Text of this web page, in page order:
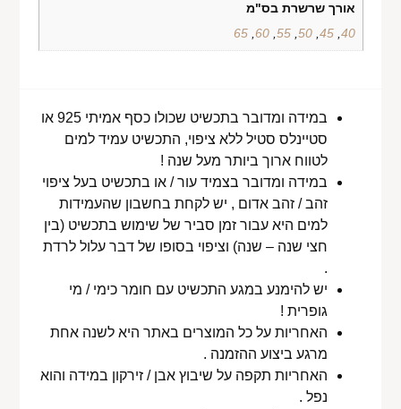
אורך שרשרת בס"מ
40
,
45
,
50
,
55
,
60
,
65
במידה ומדובר בתכשיט שכולו כסף אמיתי 925 או
סטיינלס סטיל ללא ציפוי, התכשיט עמיד למים
לטווח ארוך ביותר מעל שנה !
במידה ומדובר בצמיד עור / או בתכשיט בעל ציפוי
זהב / זהב אדום , יש לקחת בחשבון שהעמידות
למים היא עבור זמן סביר של שימוש בתכשיט (בין
חצי שנה – שנה) וציפוי בסופו של דבר עלול לרדת
.
יש להימנע במגע התכשיט עם חומר כימי / מי
גופרית !
האחריות על כל המוצרים באתר היא לשנה אחת
מרגע ביצוע ההזמנה .
האחריות תקפה על שיבוץ אבן / זירקון במידה והוא
נפל .